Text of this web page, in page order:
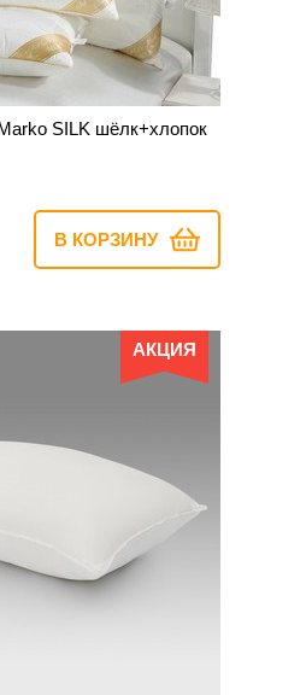
SILK шёлк+хлопок
В КОРЗИНУ
АКЦИЯ